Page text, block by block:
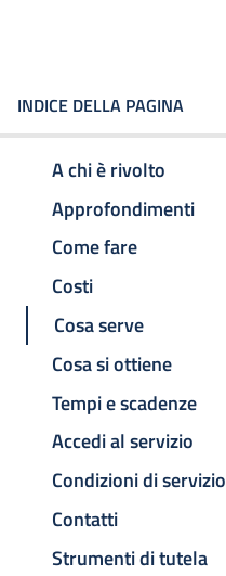
INDICE DELLA PAGINA
A chi è rivolto
Approfondimenti
Come fare
Costi
Cosa serve
Cosa si ottiene
Tempi e scadenze
Accedi al servizio
Condizioni di servizio
Contatti
Strumenti di tutela